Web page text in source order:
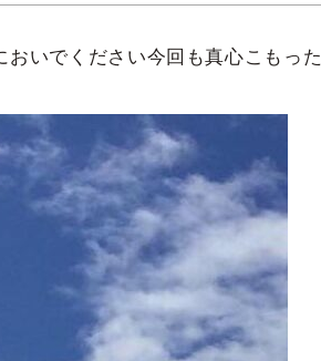
いでください今回も真心こもった